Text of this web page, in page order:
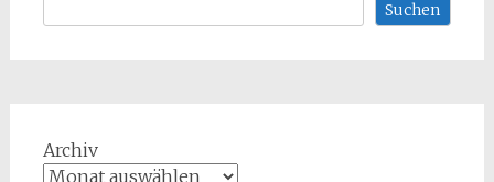
Suchen
Archiv